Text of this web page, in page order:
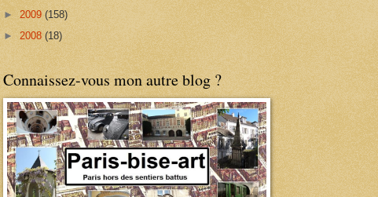
►2009(158)
►2008(18)
Connaissez-vous mon autre blog ?